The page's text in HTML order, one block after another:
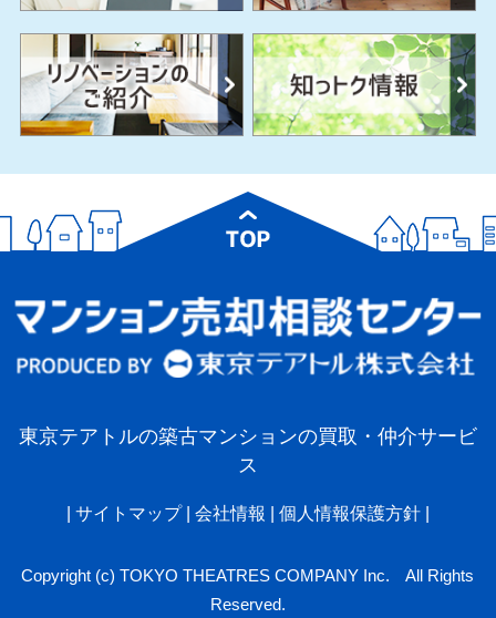
東京テアトルの築古マンションの買取・仲介サービ
ス
サイトマップ 会社情報 個人情報保護方針|
Copyright (c) TOKYO THEATRES COMPANY Inc. All Rights
Reserved.